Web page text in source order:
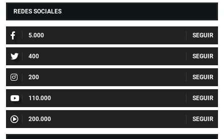
REDES SOCIALES
5.000
400
200
110.000
200.000